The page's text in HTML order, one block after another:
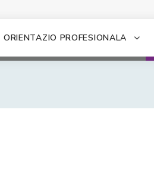
ORIENTAZIO PROFESIONALA